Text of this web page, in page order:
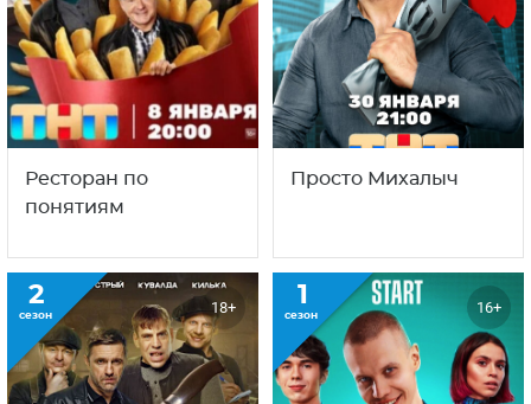
Ресторан по
понятиям
Альфа Ромео